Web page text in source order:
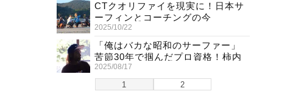
1 2
CTクオリファイを現実に！日本サ
ーフィンとコーチングの今
2025/10/22
「俺はバカな昭和のサーファー」
苦節30年で掴んだプロ資格！柿内
聖文(54)の生き様
2025/08/17